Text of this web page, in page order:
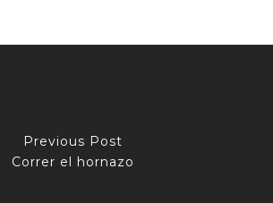
Previous Post
Correr el hornazo